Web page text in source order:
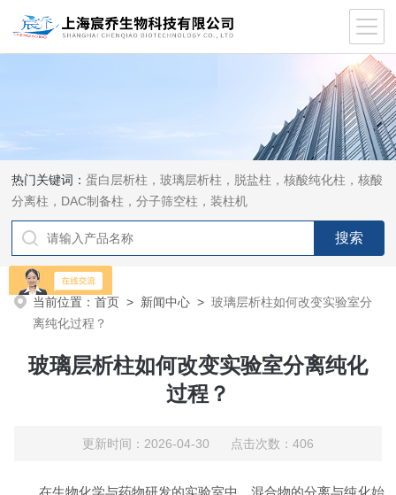
热门关键词：蛋白层析柱，玻璃层析柱，脱盐柱，核酸纯化柱，核酸
分离柱，DAC制备柱，分子筛空柱，装柱机
当前位置：首页 > 新闻中心 >玻璃层析柱如何改变实验室分
离纯化过程？
玻璃层析柱如何改变实验室分离纯化
过程？
更新时间：2026-04-30 点击次数：406
在生物化学与药物研发的实验室中，混合物的分离与纯化始